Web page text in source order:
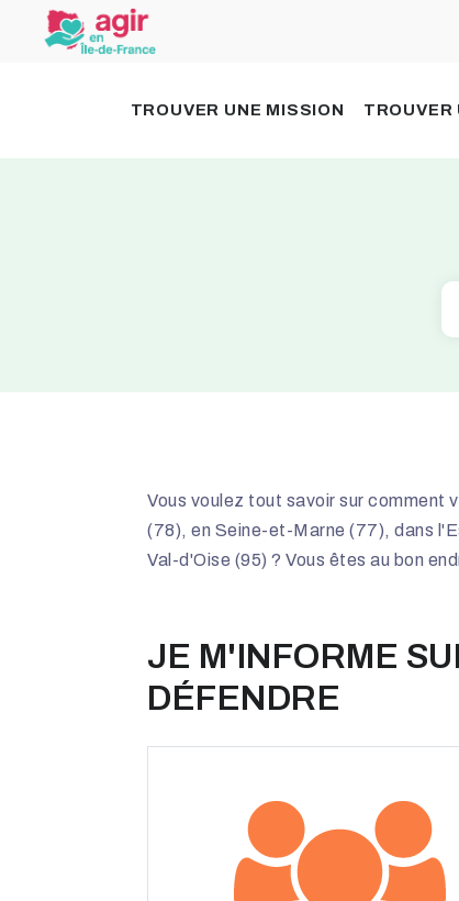
TROUVER UNE MISSION TROUVER
Vous voulez tout savoir sur comment
(78), en Seine-et-Marne (77), dans
Val-d'Oise (95) ? Vous êtes au bon
JE M'INFORME
DÉFENDRE